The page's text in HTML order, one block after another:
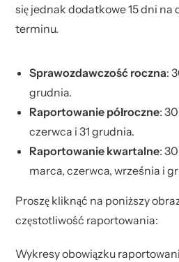
się jednak dodatkowe 15 dni
terminu.
Sprawozdawczość roczna:
grudnia.
Raportowanie półroczne:
czerwca i 31 grudnia.
Raportowanie kwartalne:
marca, czerwca, września i
Proszę kliknąć na poniższy
częstotliwość raportowania:
Wykresy obowiązku